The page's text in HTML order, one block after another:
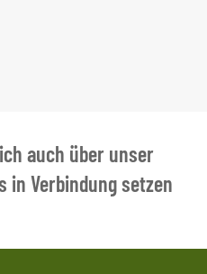
auch über unser
Verbindung setzen